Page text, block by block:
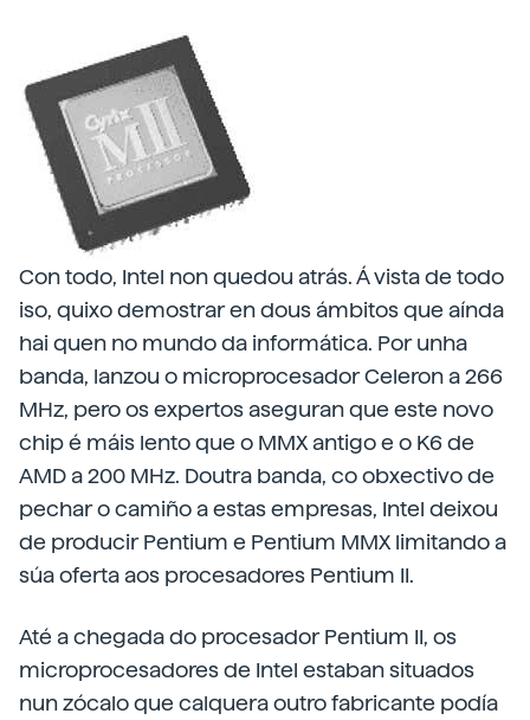
Con todo, Intel non quedou atrás. Á vista de todo
iso, quixo demostrar en dous ámbitos que aínda
hai quen no mundo da informática. Por unha
banda, lanzou o microprocesador Celeron a 266
MHz, pero os expertos aseguran que este novo
chip é máis lento que o MMX antigo e o K6 de
AMD a 200 MHz. Doutra banda, co obxectivo de
pechar o camiño a estas empresas, Intel deixou
de producir Pentium e Pentium MMX limitando a
súa oferta aos procesadores Pentium II.
Até a chegada do procesador Pentium II, os
microprocesadores de Intel estaban situados
nun zócalo que calquera outro fabricante podía